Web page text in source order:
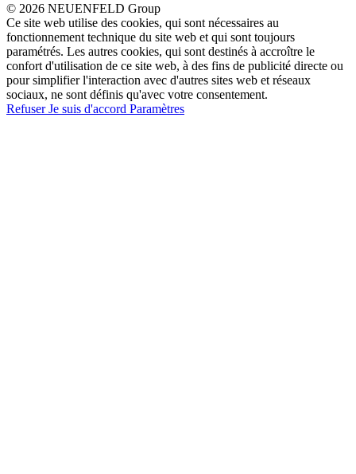
© 2026 NEUENFELD Group
Ce site web utilise des cookies, qui sont nécessaires au
fonctionnement technique du site web et qui sont toujours
paramétrés. Les autres cookies, qui sont destinés à accroître le
confort d'utilisation de ce site web, à des fins de publicité directe ou
pour simplifier l'interaction avec d'autres sites web et réseaux
sociaux, ne sont définis qu'avec votre consentement.
RefuserJe suis d'accord Paramètres